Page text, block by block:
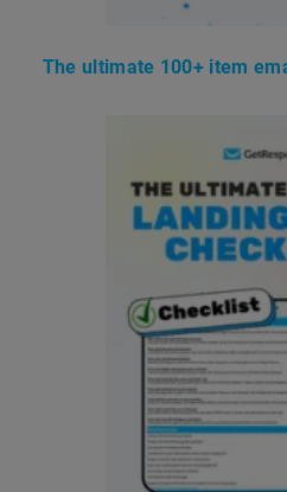
The ultimate 100+ item